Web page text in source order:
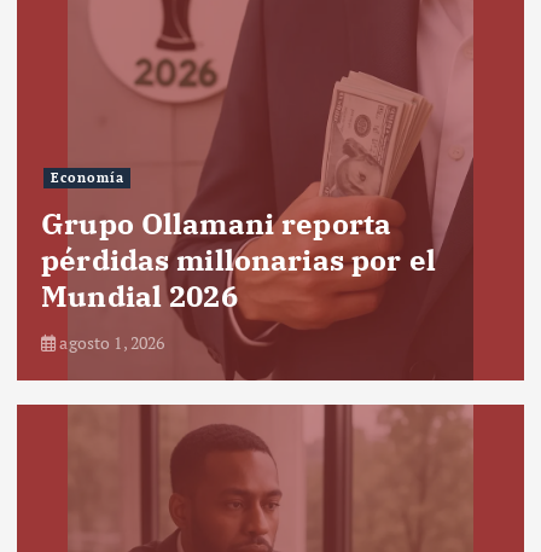
Economía
Grupo Ollamani reporta
pérdidas millonarias por el
Mundial 2026
agosto 1, 2026